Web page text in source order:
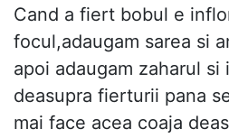
Cand a fiert bobul e
focul,adaugam sarea si
apoi adaugam zaharul si
deasupra fierturii pana
mai face acea coaja